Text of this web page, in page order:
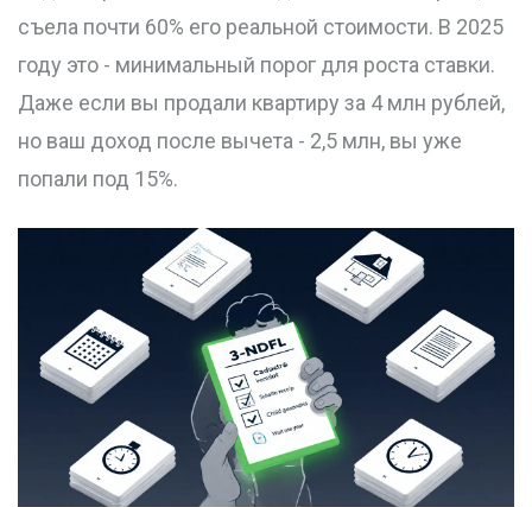
съела почти 60% его реальной стоимости. В 2025
году это - минимальный порог для роста ставки.
Даже если вы продали квартиру за 4 млн рублей,
но ваш доход после вычета - 2,5 млн, вы уже
попали под 15%.